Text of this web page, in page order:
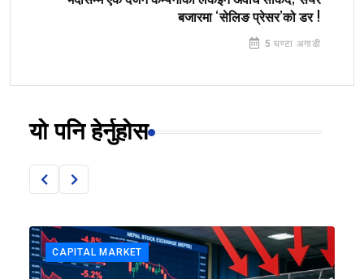
बजारमा ‘सेलिङ प्रेसर’को डर !
5 घण्टा अगाडी
यो पनि हेर्नुहोस
CAPITAL MARKET